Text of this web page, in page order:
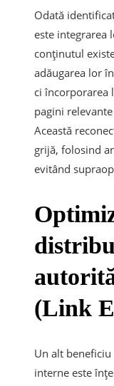
Odată
este integrarea
conținutul
adăugarea lor
ci încorporarea
pagini
Această
grijă, folosind
evitând
(Link
Un alt
interne este